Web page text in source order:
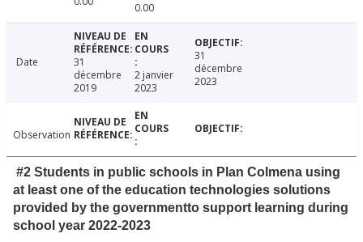
0.00
Date
31
décembre
2019
2 janvier
2023
31
décembre
2023
Observation
#2 Students in public schools in Plan Colmena using
at least one of the education technologies solutions
provided by the governmentto support learning during
school year 2022-2023